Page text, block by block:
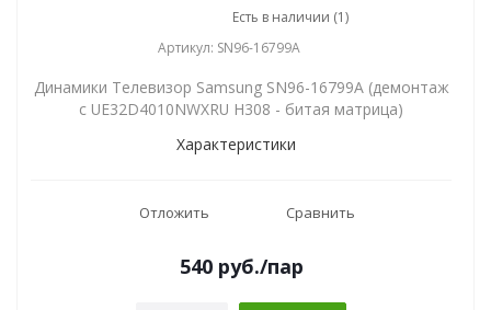
Есть в наличии (1)
Артикул: SN96-16799A
Динамики Телевизор Samsung SN96-16799A (демонтаж
с UE32D4010NWXRU H308 - битая матрица)
Характеристики
Отложить Сравнить
540 руб./пар